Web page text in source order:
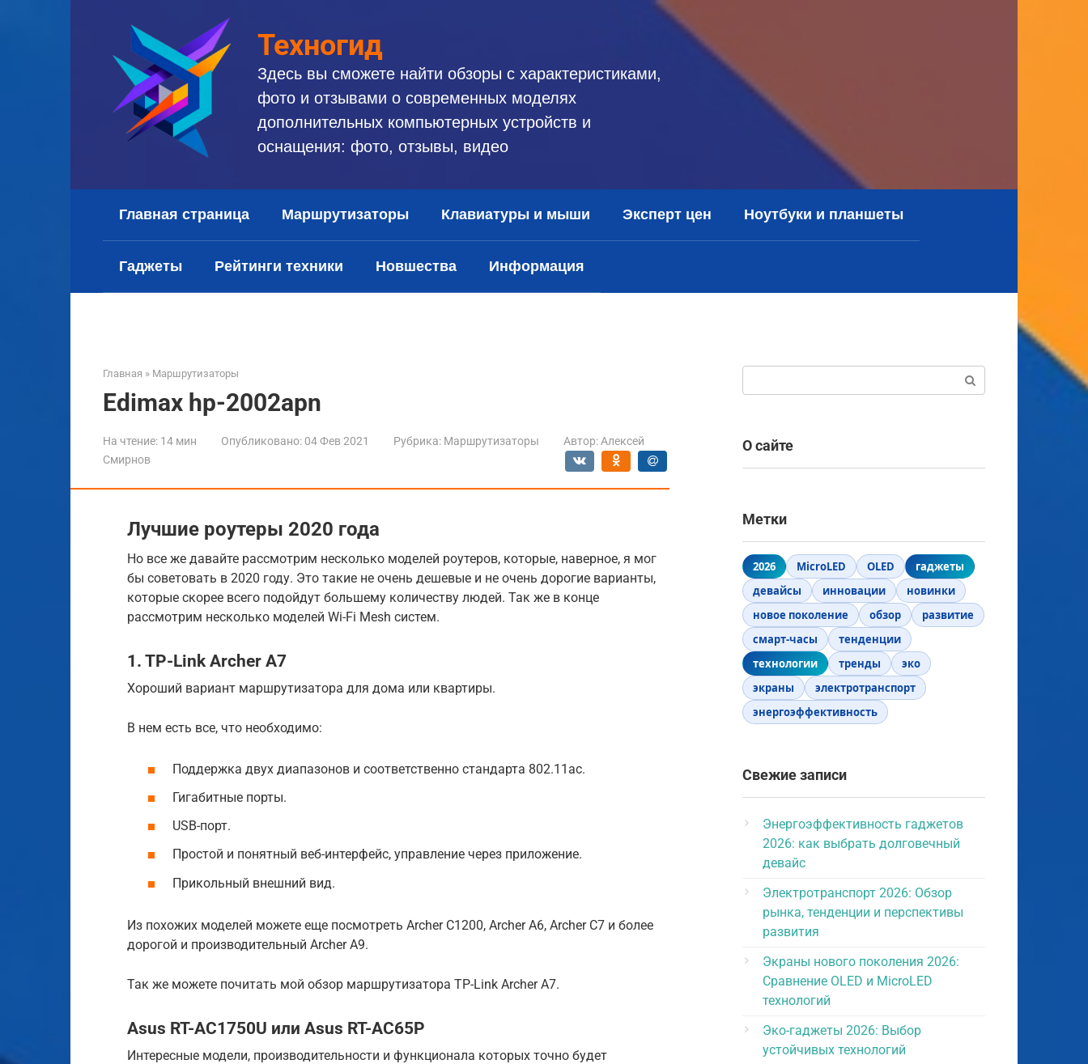
Техногид
Здесь вы сможете найти обзоры с характеристиками,
фото и отзывами о современных моделях
дополнительных компьютерных устройств и
оснащения: фото, отзывы, видео
Главная страница Маршрутизаторы Клавиатуры и мыши Эксперт цен Ноутбуки и планшеты
Гаджеты Рейтинги техники Новшества Информация
Главная » Маршрутизаторы
Edimax hp-2002apn
На чтение: 14 мин Опубликовано: 04 Фев 2021 Рубрика: Маршрутизаторы Автор: Алексей
Смирнов
Лучшие роутеры 2020 года
Но все же давайте рассмотрим несколько моделей роутеров, которые, наверное, я мог
бы советовать в 2020 году. Это такие не очень дешевые и не очень дорогие варианты,
которые скорее всего подойдут большему количеству людей. Так же в конце
рассмотрим несколько моделей Wi-Fi Mesh систем.
1. TP-Link Archer A7
Хороший вариант маршрутизатора для дома или квартиры.
В нем есть все, что необходимо:
Поддержка двух диапазонов и соответственно стандарта 802.11ac.
Гигабитные порты.
USB-порт.
Простой и понятный веб-интерфейс, управление через приложение.
Прикольный внешний вид.
Из похожих моделей можете еще посмотреть Archer C1200, Archer A6, Archer C7 и более
дорогой и производительный Archer A9.
Так же можете почитать мой обзор маршрутизатора TP-Link Archer A7.
Asus RT-AC1750U или Asus RT-AC65P
Интересные модели, производительности и функционала которых точно будет
О сайте
Метки
2026 MicroLED OLED
гаджеты
девайсы
инновации
новинки
новое поколение
обзор
развитие
смарт-часы
тенденции
технологии
тренды
эко
экраны
электротранспорт
энергоэффективность
Свежие записи
Энергоэффективность гаджетов
2026: как выбрать долговечный
девайс
Электротранспорт 2026: Обзор
рынка, тенденции и перспективы
развития
Экраны нового поколения 2026:
Сравнение OLED и MicroLED
технологий
Эко-гаджеты 2026: Выбор
устойчивых технологий